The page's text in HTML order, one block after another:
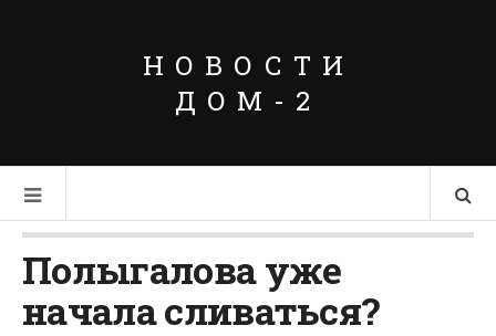
НОВОСТИ
ДОМ-2
Полыгалова уже
начала сливаться?